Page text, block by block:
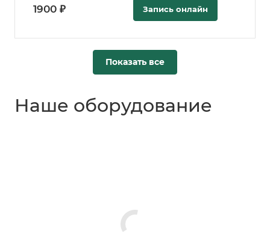
1900 ₽ Запись онлайн
Показать все
Наше оборудование